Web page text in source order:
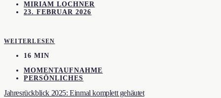
MIRIAM LOCHNER
23. FEBRUAR 2026
WEITERLESEN
16 MIN
MOMENTAUFNAHME
PERSÖNLICHES
Jahresrückblick 2025: Einmal komplett gehäutet